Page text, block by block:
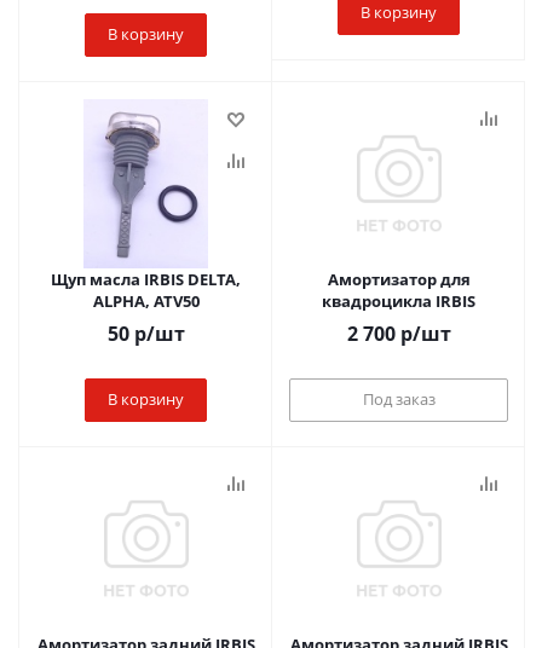
В корзину
В корзину
Щуп масла IRBIS DELTA,
ALPHA, ATV50
50р/шт
В корзину
Амортизатор для
квадроцикла IRBIS
2 700р/шт
Под заказ